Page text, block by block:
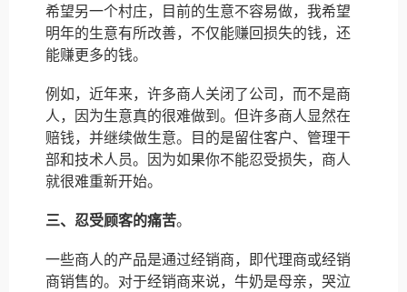
希望另一个村庄，目前的生意不容易做，我希望
明年的生意有所改善，不仅能赚回损失的钱，还
能赚更多的钱。
例如，近年来，许多商人关闭了公司，而不是商
人，因为生意真的很难做到。但许多商人显然在
赔钱，并继续做生意。目的是留住客户、管理干
部和技术人员。因为如果你不能忍受损失，商人
就很难重新开始。
三、忍受顾客的痛苦。
一些商人的产品是通过经销商，即代理商或经销
商销售的。对于经销商来说，牛奶是母亲，哭泣